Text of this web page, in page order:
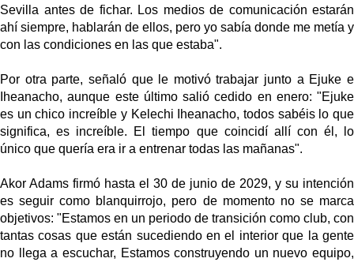
Sevilla antes de fichar. Los medios de comunicación estarán
ahí siempre, hablarán de ellos, pero yo sabía donde me metía y
con las condiciones en las que estaba".
Por otra parte, señaló que le motivó trabajar junto a Ejuke e
Iheanacho, aunque este último salió cedido en enero: "Ejuke
es un chico increíble y Kelechi Iheanacho, todos sabéis lo que
significa, es increíble. El tiempo que coincidí allí con él, lo
único que quería era ir a entrenar todas las mañanas".
Akor Adams firmó hasta el 30 de junio de 2029, y su intención
es seguir como blanquirrojo, pero de momento no se marca
objetivos: "Estamos en un periodo de transición como club, con
tantas cosas que están sucediendo en el interior que la gente
no llega a escuchar, Estamos construyendo un nuevo equipo,